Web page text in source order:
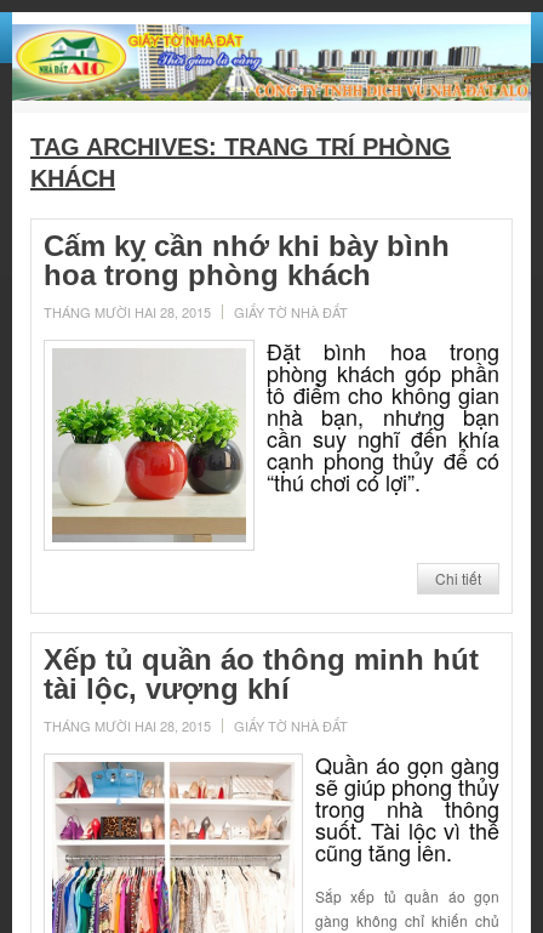
TAG ARCHIVES: TRANG TRÍ PHÒNG
KHÁCH
Cấm kỵ cần nhớ khi bày bình
hoa trong phòng khách
THÁNG MƯỜI HAI 28, 2015 GIẤY TỜ NHÀ ĐẤT
Đặt bình hoa trong
phòng khách góp phần
tô điểm cho không gian
nhà bạn, nhưng bạn
cần suy nghĩ đến khía
cạnh phong thủy để có
“thú chơi có lợi”.
Chi tiết
Xếp tủ quần áo thông minh hút
tài lộc, vượng khí
THÁNG MƯỜI HAI 28, 2015 GIẤY TỜ NHÀ ĐẤT
Quần áo gọn gàng
sẽ giúp phong thủy
trong nhà thông
suốt. Tài lộc vì thế
cũng tăng lên.
Sắp xếp tủ quần áo gọn
gàng không chỉ khiến chủ